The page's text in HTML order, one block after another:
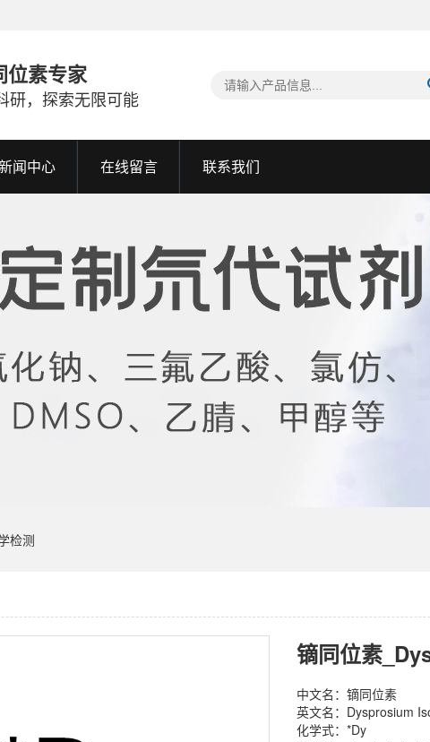
位素专家
研，探索无限可能
闻中心 在线留言 联系我们
检测
镝同位素
中文名：镝同位素
英文名：Dysprosium
化学式：*Dy